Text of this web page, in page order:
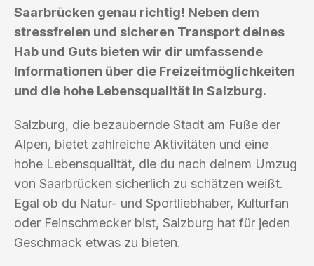
Saarbrücken genau richtig! Neben dem
stressfreien und sicheren Transport deines
Hab und Guts bieten wir dir umfassende
Informationen über die Freizeitmöglichkeiten
und die hohe Lebensqualität in Salzburg.
Salzburg, die bezaubernde Stadt am Fuße der
Alpen, bietet zahlreiche Aktivitäten und eine
hohe Lebensqualität, die du nach deinem Umzug
von Saarbrücken sicherlich zu schätzen weißt.
Egal ob du Natur- und Sportliebhaber, Kulturfan
oder Feinschmecker bist, Salzburg hat für jeden
Geschmack etwas zu bieten.